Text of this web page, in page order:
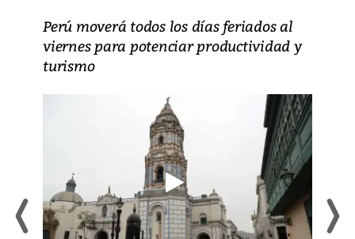
Perú moverá todos los días feriados al
viernes para potenciar productividad y
turismo